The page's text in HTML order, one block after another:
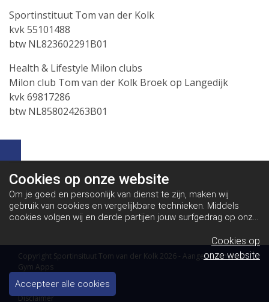
Sportinstituut Tom van der Kolk
kvk 55101488
btw NL823602291B01
Health & Lifestyle Milon clubs
Milon club Tom van der Kolk Broek op Langedijk
kvk 69817286
btw NL858024263B01
Copyright Sportinsituut Tom van der Kolk 2026 - Aangeboden door
Gym Apps
Algemene voorwaarden
Disclaimer
Cookies op onze website
Om je goed en persoonlijk van dienst te zijn, maken wij
gebruik van cookies en vergelijkbare technieken. Middels
cookies volgen wij en derde partijen jouw surfgedrag op onze
en dit maakt het voor jou mogelijk om informatie te delen via
social media.
Bekijk ons cookiebeleid
Cookies op
onze website
Accepteer alle cookies